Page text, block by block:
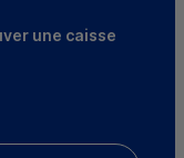
une caisse